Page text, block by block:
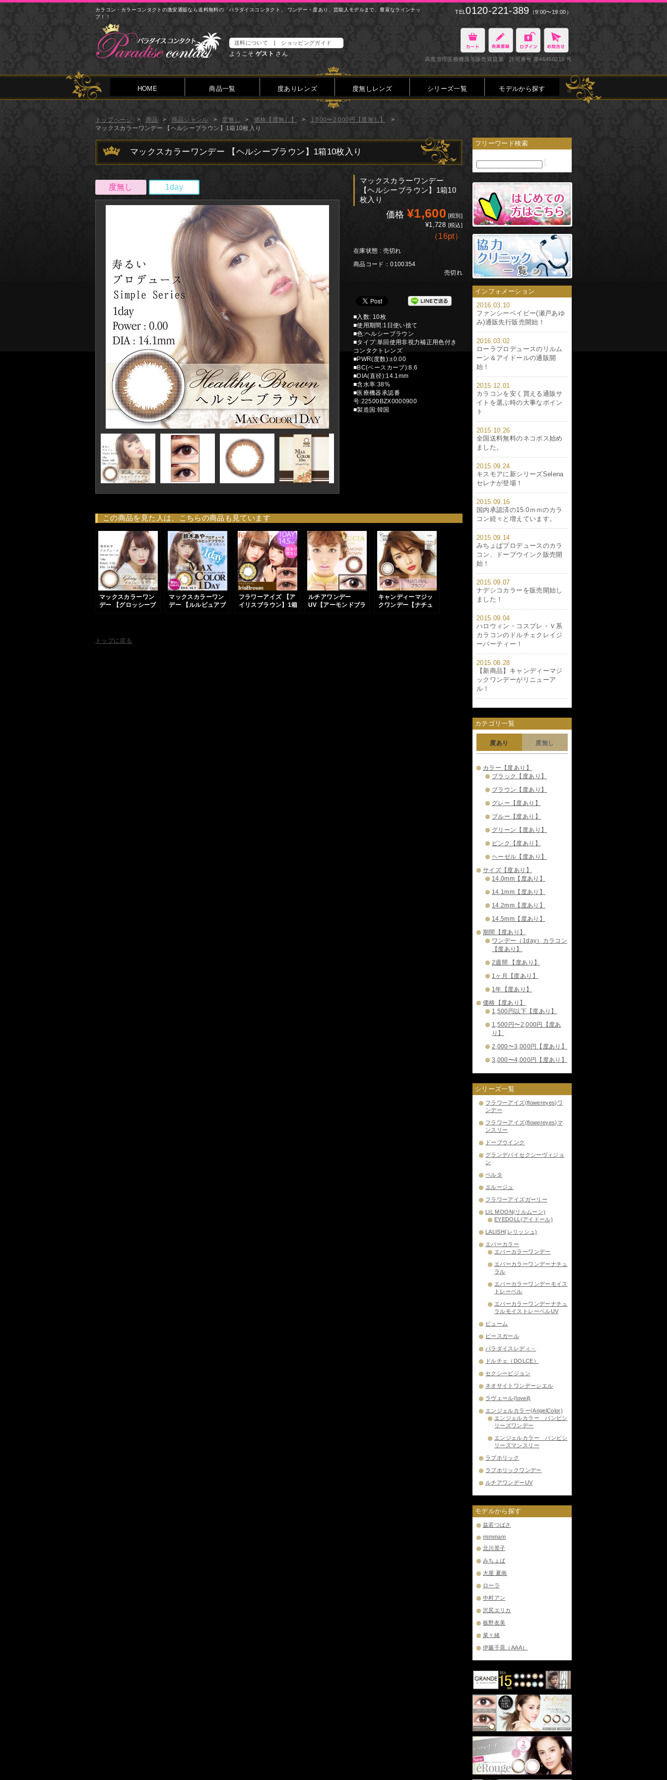
カラコン・カラーコンタクトの激安通販なら送料無料の「パラダイスコンタクト」 ワンデー・度あり、芸能人モデルまで、豊富なラインナッ
プ！！
TEL0120-221-389 （9:00〜19:00）
送料について | ショッピングガイド
ようこそ ゲスト さん
高度管理医療機器等販売賃貸業 許可番号 第46450215 号
HOME 商品一覧 度ありレンズ 度無しレンズ シリーズ一覧 モデルから探す
トップページ 商品 商品ジャンル 度無し 価格【度無し】
1,500〜2,000円【度無し】
マックスカラーワンデー 【ヘルシーブラウン】1箱10枚入り
マックスカラーワンデー 【ヘルシーブラウン】1箱10枚入り
度無し 1day
マックスカラーワンデー
【ヘルシーブラウン】1箱10
枚入り
価格 ¥1,600 [税別]
¥1,728 [税込]
（16pt）
在庫状態 : 売切れ
商品コード：0100354
売切れ
■入数: 10枚
■使用期間:1日使い捨て
■色:ヘルシーブラウン
■タイプ:単回使用非視力補正用色付き
コンタクトレンズ
■PWR(度数):±0.00
■BC(ベースカーブ):8.6
■DIA(直径):14.1mm
■含水率:38%
■医療機器承認番
号:22500BZX0000900
■製造国:韓国
この商品を見た人は、こちらの商品も見ています
マックスカラーワン
デー 【グロッシーブ
マックスカラーワン
デー 【ルルピュアブ
フラワーアイズ 【ア
イリスブラウン】1箱
ルチアワンデー
UV【アーモンドブラ
キャンディーマジッ
クワンデー【ナチュ
トップに戻る
フリーワード検索
インフォメーション
2016.03.10
ファンシーベイビー(瀬戸あゆ
み)通販先行販売開始！
2016.03.02
ローラプロデュースのリルム
ーン＆アイドールの通販開
始！
2015.12.01
カラコンを安く買える通販サ
イトを選ぶ時の大事なポイン
ト
2015.10.26
全国送料無料のネコポス始め
ました。
2015.09.24
キスモアに新シリーズSelena
セレナが登場！
2015.09.16
国内承認済の15.0ｍｍのカラ
コン続々と増えています。
2015.09.14
みちょぱプロデュースのカラ
コン、ドープウインク販売開
始！
2015.09.07
ナデシコカラーを販売開始し
ました！
2015.09.04
ハロウィン・コスプレ・Ｖ系
カラコンのドルチェクレイジ
ーパーティー！
2015.08.28
【新商品】キャンディーマジ
ックワンデーがリニューア
ル！
カテゴリ一覧
度あり 度無し
カラー【度あり】
ブラック【度あり】
ブラウン【度あり】
グレー【度あり】
ブルー【度あり】
グリーン【度あり】
ピンク【度あり】
ヘーゼル【度あり】
サイズ【度あり】
14.0mm【度あり】
14.1mm【度あり】
14.2mm【度あり】
14.5mm【度あり】
期間【度あり】
ワンデー（1day）カラコン
【度あり】
2週間 【度あり】
1ヶ月【度あり】
1年【度あり】
価格【度あり】
1,500円以下【度あり】
1,500円〜2,000円【度あ
り】
2,000〜3,000円【度あり】
3,000〜4,000円【度あり】
シリーズ一覧
フラワーアイズ(flowereyes)ワ
ンデー
フラワーアイズ(flowereyes)マ
ンスリー
ドープウインク
グランデバイセクシーヴィジョ
ン
ベルタ
エルージュ
フラワーアイズガーリー
LIL MOON(リルムーン)
EYEDOLL(アイドール)
LALISH(レリッシュ)
エバーカラー
エバーカラーワンデー
エバーカラーワンデーナチュ
ラル
エバーカラーワンデーモイス
トレーベル
エバーカラーワンデーナチュ
ラルモイストレーベルUV
ビューム
ピースガール
パラダイスレディ－
ドルチェ（DOLCE）
セクシービジョン
ネオサイトワンデーシエル
ラヴェール(loveil)
エンジェルカラー(AngelColor)
エンジェルカラー バンビシ
リーズワンデー
エンジェルカラー バンビシ
リーズマンスリー
ラブホリック
ラブホリックワンデー
ルチアワンデーUV
モデルから探す
益若つばさ
mimmam
北川景子
みちょぱ
大屋 夏南
ローラ
中村アン
沢尻エリカ
板野友美
菜々緒
伊藤千晃（AAA）